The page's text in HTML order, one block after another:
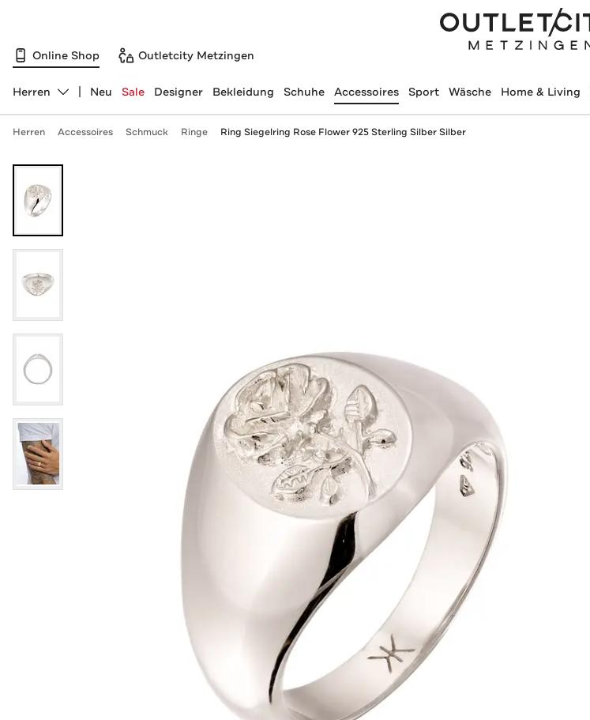
Online Shop Outletcity Metzingen
Abteilung ändern, ausgewählt:
Herren Neu Sale Designer Bekleidung Schuhe Accessoires Sport Wäsche Home & Living
Herren Accessoires Schmuck Ringe Ring Siegelring Rose Flower 925 Sterling Silber Silber